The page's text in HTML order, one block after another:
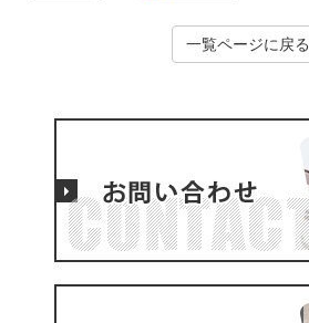
一覧ページに戻る